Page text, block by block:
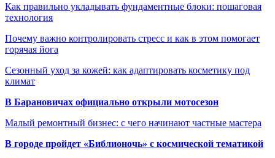
Как правильно укладывать фундаментные блоки: пошаговая
технология
Почему важно контролировать стресс и как в этом помогает
горячая йога
Сезонный уход за кожей: как адаптировать косметику под
климат
В Барановичах официально открыли мотосезон
Малый ремонтный бизнес: с чего начинают частные мастера
В городе пройдет «Библионочь» с космической тематикой